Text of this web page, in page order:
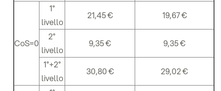
CoS=0
1°
livello
21,45 €
19,67 €
2°
livello
9,35 €
9,35 €
1°+2°
livello
30,80 € 29,02 €